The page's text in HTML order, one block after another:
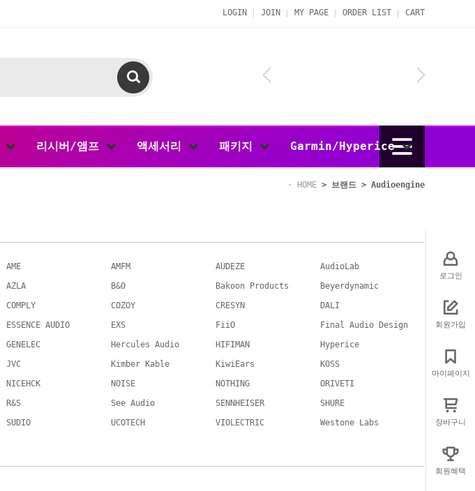
로그인
회원가입
마이페이지
장바구니
회원혜택
LOGIN JOIN MY PAGE ORDER LIST CART
리시버/앰프 액세서리 패키지 Garmin/Hyperice
HOME > 브랜드 > Audioengine
AME AMFM AUDEZE
AudioLab
AZLA B&O Bakoon Products
Beyerdynamic
COMPLY COZOY CRESYN
DALI
ESSENCE AUDIO EXS FiiO
Final Audio Design
GENELEC Hercules Audio HIFIMAN
Hyperice
JVC Kimber Kable KiwiEars
KOSS
NICEHCK NOISE NOTHING
ORIVETI
R&S See Audio SENNHEISER
SHURE
SUDIO UCOTECH VIOLECTRIC
Westone Labs